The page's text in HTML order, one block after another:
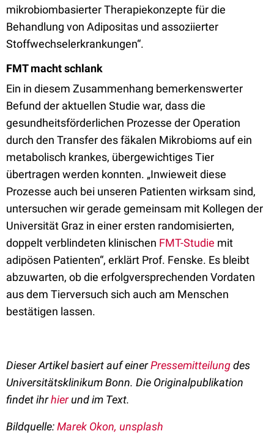
mikrobiombasierter Therapiekonzepte für die
Behandlung von Adipositas und assoziierter
Stoffwechselerkrankungen“.
FMT macht schlank
Ein in diesem Zusammenhang bemerkenswerter
Befund der aktuellen Studie war, dass die
gesundheitsförderlichen Prozesse der Operation
durch den Transfer des fäkalen Mikrobioms auf ein
metabolisch krankes, übergewichtiges Tier
übertragen werden konnten. „Inwieweit diese
Prozesse auch bei unseren Patienten wirksam sind,
untersuchen wir gerade gemeinsam mit Kollegen der
Universität Graz in einer ersten randomisierten,
doppelt verblindeten klinischen FMT-Studie mit
adipösen Patienten“, erklärt Prof. Fenske. Es bleibt
abzuwarten, ob die erfolgversprechenden Vordaten
aus dem Tierversuch sich auch am Menschen
bestätigen lassen.
Dieser Artikel basiert auf einerPressemitteilungdes
Universitätsklinikum Bonn. Die Originalpublikation
findet ihrhierund im Text.
Bildquelle:Marek Okon, unsplash